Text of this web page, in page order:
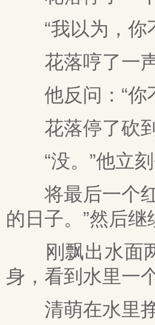
“我以为，你
花落哼了一声
他反问：“你
花落停了砍到
“没。”他立刻
将最后一个红
的日子。”然后
刚飘出水面两
身，看到水里一
清萌在水里